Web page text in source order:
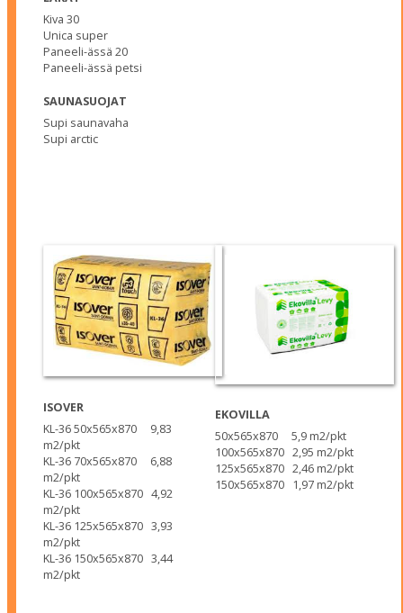
Kiva 30
Unica super
Paneeli-ässä 20
Paneeli-ässä petsi
SAUNASUOJAT
Supi saunavaha
Supi arctic
ISOVER
KL-36 50x565x870 9,83
m2/pkt
KL-36 70x565x870 6,88
m2/pkt
KL-36 100x565x870 4,92
m2/pkt
KL-36 125x565x870 3,93
m2/pkt
KL-36 150x565x870 3,44
m2/pkt
EKOVILLA
50x565x870 5,9 m2/pkt
100x565x870 2,95 m2/pkt
125x565x870 2,46 m2/pkt
150x565x870 1,97 m2/pkt